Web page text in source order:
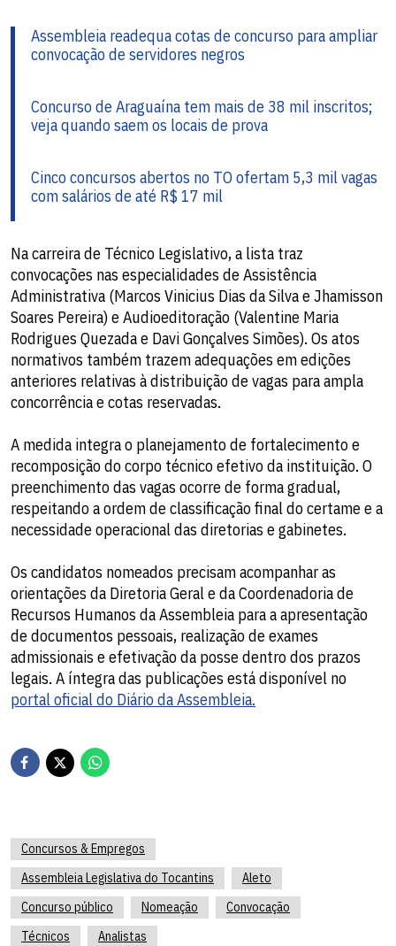
Assembleia readequa cotas de concurso para ampliar
convocação de servidores negros
Concurso de Araguaína tem mais de 38 mil inscritos;
veja quando saem os locais de prova
Cinco concursos abertos no TO ofertam 5,3 mil vagas
com salários de até R$ 17 mil
Na carreira de Técnico Legislativo, a lista traz
convocações nas especialidades de Assistência
Administrativa (Marcos Vinicius Dias da Silva e Jhamisson
Soares Pereira) e Audioeditoração (Valentine Maria
Rodrigues Quezada e Davi Gonçalves Simões). Os atos
normativos também trazem adequações em edições
anteriores relativas à distribuição de vagas para ampla
concorrência e cotas reservadas.
A medida integra o planejamento de fortalecimento e
recomposição do corpo técnico efetivo da instituição. O
preenchimento das vagas ocorre de forma gradual,
respeitando a ordem de classificação final do certame e a
necessidade operacional das diretorias e gabinetes.
Os candidatos nomeados precisam acompanhar as
orientações da Diretoria Geral e da Coordenadoria de
Recursos Humanos da Assembleia para a apresentação
de documentos pessoais, realização de exames
admissionais e efetivação da posse dentro dos prazos
legais. A íntegra das publicações está disponível no
portal oficial do Diário da Assembleia.
Concursos & Empregos
Assembleia Legislativa do Tocantins
Aleto
Concurso público
Nomeação
Convocação
Técnicos
Analistas